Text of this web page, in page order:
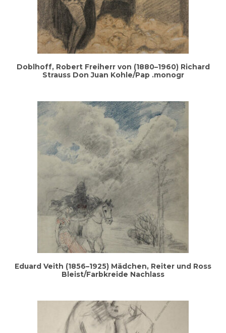
Doblhoff, Robert Frei­herr von (1880–1960) Richard
Strauss Don Juan Kohle/Pap .mono­gr
Edu­ard Veith (1856–1925) Mäd­chen, Rei­ter und Ross
Bleist/Farbkreide Nachlass